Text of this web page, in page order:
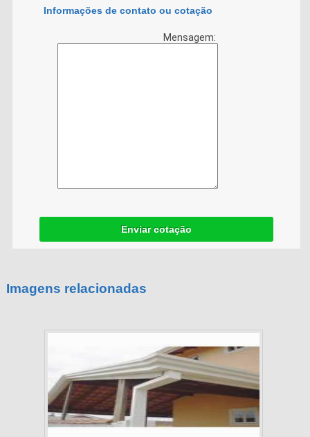
Informações de contato ou cotação
Mensagem:
Enviar cotação
Imagens relacionadas